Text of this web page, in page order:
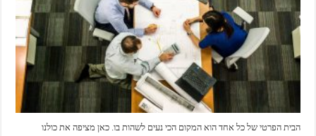
הבית הפרטי של כל אחד הוא המקום הכי נעים לשהות בו. כאן מציפה את כולנו